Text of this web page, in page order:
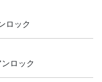
ロック
ロック